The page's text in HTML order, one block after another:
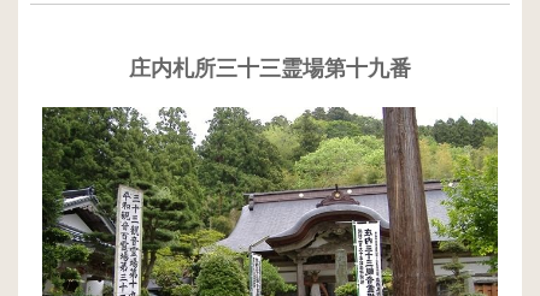
庄内札所三十三霊場第十九番